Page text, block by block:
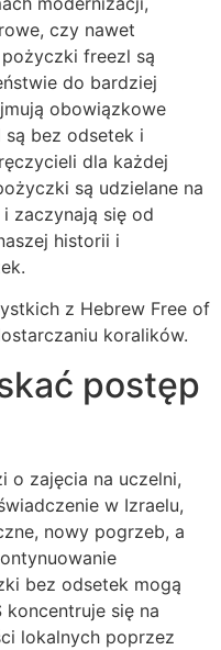
czy nawet
freezl są
do bardziej
obowiązkowe
bez odsetek i
dla każdej
są udzielane na
zaczynają się od
historii i
z Hebrew Free of
koralików.
postęp
o zajęcia na uczelni,
w Izraelu,
nowy pogrzeb, a
bez odsetek mogą
koncentruje się na
lokalnych poprzez